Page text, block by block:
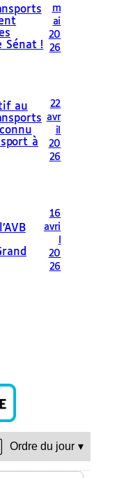
Sénat !
m
ai
20
26
au
à
22
avr
il
20
26
16
avri
20
26
Ordre du jour ▾